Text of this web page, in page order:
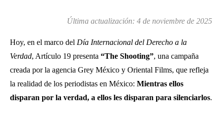
Última actualización: 4 de noviembre de 2025
Hoy, en el marco del Día Internacional del Derecho a la
Verdad, Artículo 19 presenta “The Shooting”, una campaña
creada por la agencia Grey México y Oriental Films, que refleja
la realidad de los periodistas en México: Mientras ellos
disparan por la verdad, a ellos les disparan para silenciarlos.